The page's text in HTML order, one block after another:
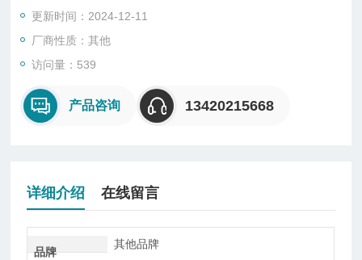
更新时间：2024-12-11
厂商性质：其他
访问量：539
产品咨询 13420215668
详细介绍 在线留言
品牌
其他品牌